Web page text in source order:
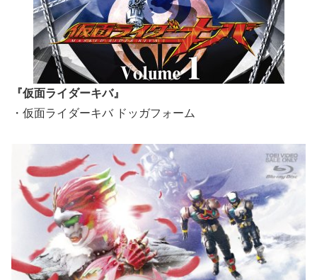
『仮面ライダーキバ』
・仮面ライダーキバ ドッガフォーム